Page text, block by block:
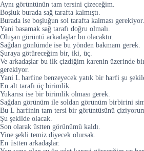
Aynı görüntünün tam tersini çizeceğim.
Boşluk burada sağ tarafta kalmıştı.
Burada ise boşluğun sol tarafta kalması gerekiyor.
Yani basamak sağ tarafı doğru olmalı.
Oluşan görüntü arkadaşlar bu olacaktır.
Sağdan gönlümde ise bu yönden bakmam gerek.
Şuraya götüreceğim bir, iki, üç.
Ve arkadaşlar bu ilk çizdiğim karenin üzerinde
gerekiyor.
Yani L harfine benzeyecek yatık bir harfi şu
En alt tarafı üç birimlik.
Yukarısı ise bir birimlik olması gerek.
Sağdan görünüm ile soldan görünüm birbirini
Bu L harfinin tam tersi bir görüntüsünü
Şu şekilde olacak.
Son olarak üstten görünümü kaldı.
Yine şekli temiz diyecek olursak.
En üstten arkadaşlar.